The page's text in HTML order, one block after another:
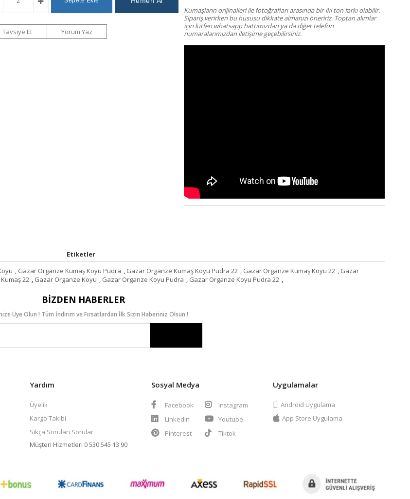
Ekle
Düşünce
Haber
Haber
Tavsiye Et Yorum Yaz
Kumaşların orijinalleri ile fotoğrafları arasında bir-iki ton farkı olabilir.
Sipariş verirken bu hususu dikkate almanızı öneririz. Toptan alımlar
için lütfen whatsapp hattımızdan ya da diğer telefon
numaralarımızdan iletişime geçebilirsiniz.
Etiketler
, Gazar Organze Kumaş Koyu Pudra , Gazar Organze Kumaş Koyu Pudra 22 , Gazar Organze Kumaş Koyu 22 , Gazar
22 , Gazar Organze Koyu , Gazar Organze Koyu Pudra , Gazar Organze Koyu Pudra 22 ,
BIZDEN HABERLER
Üye Olun ! Tüm İndirim ve Fırsatlardan İlk Sizin Haberiniz Olsun !
Yardım
Üyelik
Kargo Takibi
Sıkça Sorulan Sorular
Müşteri Hizmetleri 0 530 545 13 90
Sosyal Medya
Facebook
Instagram
Linkedin
Youtube
Pinterest
Tiktok
Uygulamalar
Android Uygulama
App Store Uygulama